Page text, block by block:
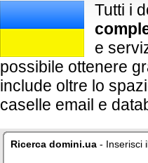
Tutti i
e
possibile ottenere
include oltre lo
caselle email e
Ricerca domini.ua - Inserisci